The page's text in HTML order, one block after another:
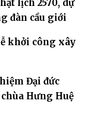
lịch 2570, dự
đàn cầu giới
khởi công xây
Đại đức
Hưng Huệ